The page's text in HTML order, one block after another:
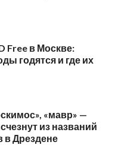
Free в Москве:
годятся и где их
«мавр» —
из названий
в Дрездене